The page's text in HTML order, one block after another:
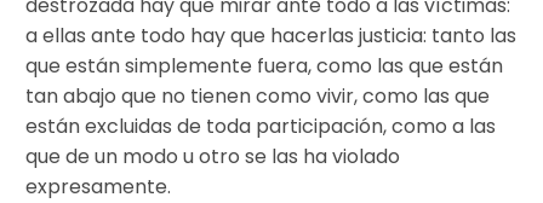
a ellas ante todo hay que hacerlas justicia: tanto las
que están simplemente fuera, como las que están
tan abajo que no tienen como vivir, como las que
están excluidas de toda participación, como a las
que de un modo u otro se las ha violado
expresamente.